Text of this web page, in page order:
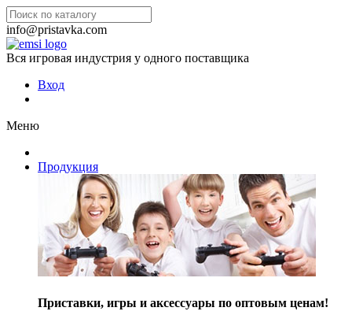
info@pristavka.com
Вся игровая индустрия у одного поставщика
Вход
Меню
Продукция
Приставки, игры и аксессуары по оптовым ценам!